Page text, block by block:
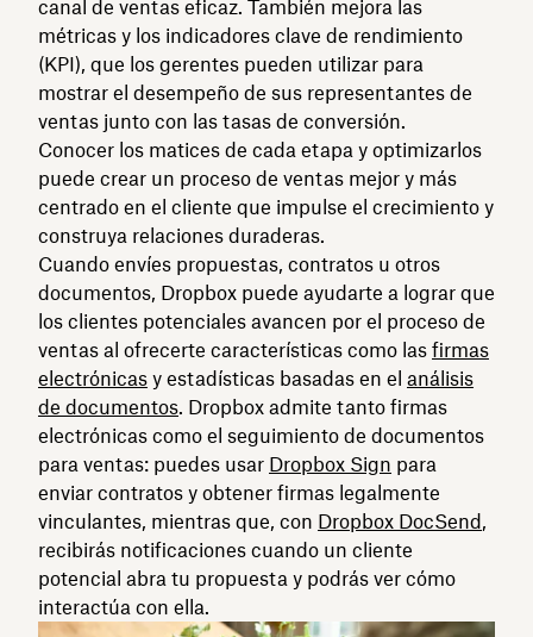
canal de ventas eficaz. También mejora las
métricas y los indicadores clave de rendimiento
(KPI), que los gerentes pueden utilizar para
mostrar el desempeño de sus representantes de
ventas junto con las tasas de conversión.
Conocer los matices de cada etapa y optimizarlos
puede crear un proceso de ventas mejor y más
centrado en el cliente que impulse el crecimiento y
construya relaciones duraderas.
Cuando envíes propuestas, contratos u otros
documentos, Dropbox puede ayudarte a lograr que
los clientes potenciales avancen por el proceso de
ventas al ofrecerte características como las firmas
electrónicas y estadísticas basadas en el análisis
de documentos. Dropbox admite tanto firmas
electrónicas como el seguimiento de documentos
para ventas: puedes usar Dropbox Sign para
enviar contratos y obtener firmas legalmente
vinculantes, mientras que, con Dropbox DocSend,
recibirás notificaciones cuando un cliente
potencial abra tu propuesta y podrás ver cómo
interactúa con ella.